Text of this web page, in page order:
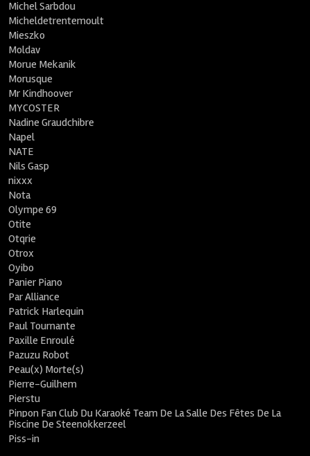
Michel Sarbdou
Micheldetrentemoult
Mieszko
Moldav
Morue Mekanik
Morusque
Mr Kindhoover
MYCOSTER
Nadine Graudchibre
Napel
NATE
Nils Gasp
nixxx
Nota
Olympe 69
Otite
Otqrie
Otrox
Oyibo
Panier Piano
Par Alliance
Patrick Harlequin
Paul Tournante
Paxille Enroulé
Pazuzu Robot
Peau(x) Morte(s)
Pierre-Guilhem
Pierstu
Pinpon Fan Club Du Karaoké Team De La Salle Des Fêtes De La
Piscine De Steenokkerzeel
Piss-in